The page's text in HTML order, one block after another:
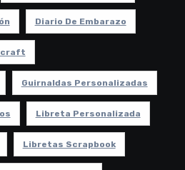
Diario De Embarazo
Guirnaldas Personalizadas
Libreta Personalizada
Libretas Scrapbook